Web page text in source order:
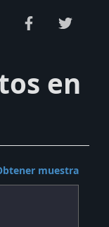
en
muestra